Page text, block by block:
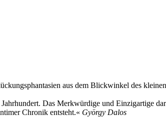
aus dem Blickwinkel des
Das Merkwürdige und Einzigartige
Chronik entsteht.« György Dalos